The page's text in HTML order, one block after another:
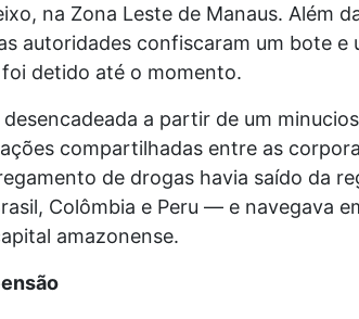
na Zona Leste de Manaus. Além
autoridades confiscaram um bote e
detido até o momento.
a partir de um
compartilhadas entre as
de drogas havia saído da
Colômbia e Peru — e navegava
amazonense.